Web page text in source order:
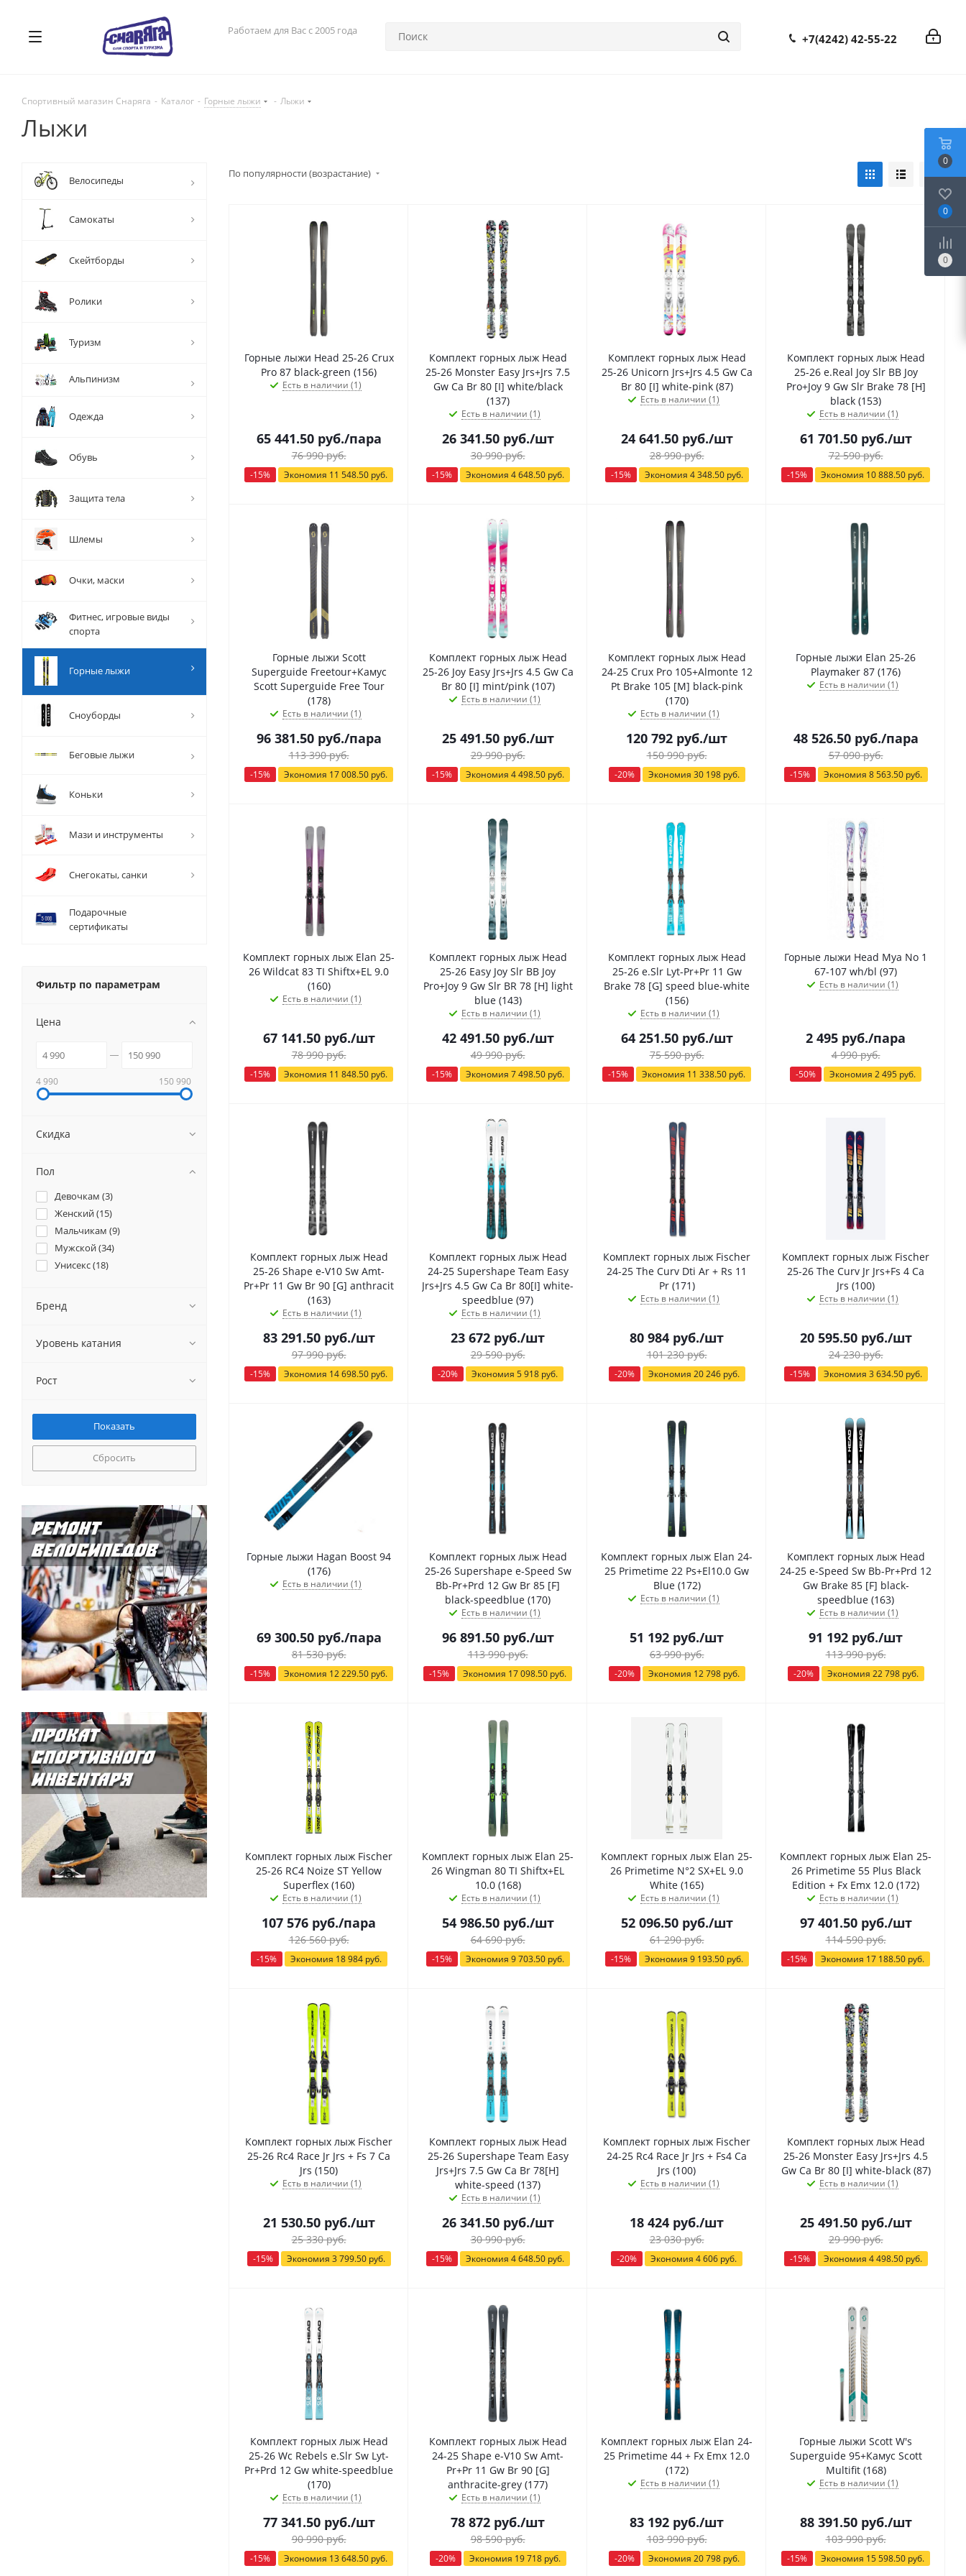
Работаем для Вас с 2005 года
+7(4242) 42-55-22
Спортивный магазин Снаряга - Каталог - Горные лыжи - Лыжи
Лыжи
По популярности (возрастание)
Горные лыжи Head 25-26 Crux
Pro 87 black-green (156)
Есть в наличии (1)
65 441.50руб./пара
76 990руб.
-15% Экономия 11 548.50 руб.
Комплект горных лыж Head
25-26 Monster Easy Jrs+Jrs 7.5
Gw Ca Br 80 [I] white/black
(137)
Есть в наличии (1)
26 341.50руб./шт
30 990руб.
-15% Экономия 4 648.50руб.
Комплект горных лыж Head
25-26 Unicorn Jrs+Jrs 4.5 Gw Ca
Br 80 [I] white-pink (87)
Есть в наличии (1)
24 641.50руб./шт
28 990руб.
-15% Экономия 4 348.50руб.
Комплект горных лыж Head
25-26 e.Real Joy Slr BB Joy
Pro+Joy 9 Gw Slr Brake 78 [H]
black (153)
Есть в наличии (1)
61 701.50руб./шт
72 590руб.
-15% Экономия 10 888.50 руб.
Горные лыжи Scott
Superguide Freetour+Камус
Scott Superguide Free Tour
(178)
Есть в наличии (1)
96 381.50руб./пара
113 390руб.
-15% Экономия 17 008.50 руб.
Комплект горных лыж Head
25-26 Joy Easy Jrs+Jrs 4.5 Gw Ca
Br 80 [I] mint/pink (107)
Есть в наличии (1)
25 491.50руб./шт
29 990руб.
-15% Экономия 4 498.50руб.
Комплект горных лыж Head
24-25 Crux Pro 105+Almonte 12
Pt Brake 105 [M] black-pink
(170)
Есть в наличии (1)
120 792 руб./шт
150 990руб.
-20% Экономия 30 198руб.
Горные лыжи Elan 25-26
Playmaker 87 (176)
Есть в наличии (1)
48 526.50руб./пара
57 090руб.
-15% Экономия 8 563.50руб.
Комплект горных лыж Elan 25-
26 Wildcat 83 TI Shiftx+EL 9.0
(160)
Есть в наличии (1)
67 141.50руб./шт
78 990руб.
-15% Экономия 11 848.50 руб.
Комплект горных лыж Head
25-26 Easy Joy Slr BB Joy
Pro+Joy 9 Gw Slr BR 78 [H] light
blue (143)
Есть в наличии (1)
42 491.50руб./шт
49 990руб.
-15% Экономия 7 498.50руб.
Комплект горных лыж Head
25-26 e.Slr Lyt-Pr+Pr 11 Gw
Brake 78 [G] speed blue-white
(156)
Есть в наличии (1)
64 251.50руб./шт
75 590руб.
-15% Экономия 11 338.50 руб.
Горные лыжи Head Mya No 1
67-107 wh/bl (97)
Есть в наличии (1)
2 495 руб./пара
4 990руб.
-50% Экономия 2 495 руб.
Комплект горных лыж Head
25-26 Shape e-V10 Sw Amt-
Pr+Pr 11 Gw Br 90 [G] anthracit
(163)
Есть в наличии (1)
83 291.50руб./шт
97 990руб.
-15% Экономия 14 698.50 руб.
Комплект горных лыж Head
24-25 Supershape Team Easy
Jrs+Jrs 4.5 Gw Ca Br 80[I] white-
speedblue (97)
Есть в наличии (1)
23 672 руб./шт
29 590руб.
-20% Экономия 5 918 руб.
Комплект горных лыж Fischer
24-25 The Curv Dti Ar + Rs 11
Pr (171)
Есть в наличии (1)
80 984 руб./шт
101 230руб.
-20% Экономия 20 246руб.
Комплект горных лыж Fischer
25-26 The Curv Jr Jrs+Fs 4 Ca
Jrs (100)
Есть в наличии (1)
20 595.50руб./шт
24 230руб.
-15% Экономия 3 634.50руб.
Горные лыжи Hagan Boost 94
(176)
Есть в наличии (1)
69 300.50руб./пара
81 530руб.
-15% Экономия 12 229.50 руб.
Комплект горных лыж Head
25-26 Supershape e-Speed Sw
Bb-Pr+Prd 12 Gw Br 85 [F]
black-speedblue (170)
Есть в наличии (1)
96 891.50руб./шт
113 990руб.
-15% Экономия 17 098.50 руб.
Комплект горных лыж Elan 24-
25 Primetime 22 Ps+El10.0 Gw
Blue (172)
Есть в наличии (1)
51 192 руб./шт
63 990руб.
-20% Экономия 12 798руб.
Комплект горных лыж Head
24-25 e-Speed Sw Bb-Pr+Prd 12
Gw Brake 85 [F] black-
speedblue (163)
Есть в наличии (1)
91 192 руб./шт
113 990руб.
-20% Экономия 22 798руб.
Комплект горных лыж Fischer
25-26 RС4 Noize ST Yellow
Superflex (160)
Есть в наличии (1)
107 576 руб./пара
126 560руб.
-15% Экономия 18 984руб.
Комплект горных лыж Elan 25-
26 Wingman 80 TI Shiftx+EL
10.0 (168)
Есть в наличии (1)
54 986.50руб./шт
64 690руб.
-15% Экономия 9 703.50руб.
Комплект горных лыж Elan 25-
26 Primetime N°2 SX+EL 9.0
White (165)
Есть в наличии (1)
52 096.50руб./шт
61 290руб.
-15% Экономия 9 193.50руб.
Комплект горных лыж Elan 25-
26 Primetime 55 Plus Black
Edition + Fx Emx 12.0 (172)
Есть в наличии (1)
97 401.50руб./шт
114 590руб.
-15% Экономия 17 188.50 руб.
Комплект горных лыж Fischer
25-26 Rc4 Race Jr Jrs + Fs 7 Ca
Jrs (150)
Есть в наличии (1)
21 530.50руб./шт
25 330руб.
-15% Экономия 3 799.50руб.
Комплект горных лыж Head
25-26 Supershape Team Easy
Jrs+Jrs 7.5 Gw Ca Br 78[H]
white-speed (137)
Есть в наличии (1)
26 341.50руб./шт
30 990руб.
-15% Экономия 4 648.50руб.
Комплект горных лыж Fischer
24-25 Rc4 Race Jr Jrs + Fs4 Ca
Jrs (100)
Есть в наличии (1)
18 424 руб./шт
23 030руб.
-20% Экономия 4 606 руб.
Комплект горных лыж Head
25-26 Monster Easy Jrs+Jrs 4.5
Gw Ca Br 80 [I] white-black (87)
Есть в наличии (1)
25 491.50руб./шт
29 990руб.
-15% Экономия 4 498.50руб.
Комплект горных лыж Head
25-26 Wc Rebels e.Slr Sw Lyt-
Pr+Prd 12 Gw white-speedblue
(170)
Есть в наличии (1)
77 341.50руб./шт
90 990руб.
-15% Экономия 13 648.50 руб.
Комплект горных лыж Head
24-25 Shape e-V10 Sw Amt-
Pr+Pr 11 Gw Br 90 [G]
anthracite-grey (177)
Есть в наличии (1)
78 872 руб./шт
98 590руб.
-20% Экономия 19 718руб.
Комплект горных лыж Elan 24-
25 Primetime 44 + Fx Emx 12.0
(172)
Есть в наличии (1)
83 192 руб./шт
103 990руб.
-20% Экономия 20 798руб.
Горные лыжи Scott W's
Superguide 95+Камус Scott
Multifit (168)
Есть в наличии (1)
88 391.50руб./шт
103 990руб.
-15% Экономия 15 598.50 руб.
Велосипеды
Самокаты
Скейтборды
Ролики
Туризм
Альпинизм
Одежда
Обувь
Защита тела
Шлемы
Очки, маски
Фитнес, игровые виды
спорта
Горные лыжи
Сноуборды
Беговые лыжи
Коньки
Мази и инструменты
Снегокаты, санки
Подарочные
сертификаты
Фильтр по параметрам
Цена
4 990 150 990
Скидка
Пол
Девочкам (3)
Женский (15)
Мальчикам (9)
Мужской (34)
Унисекс (18)
Бренд
Уровень катания
Рост
Сбросить
0
0
0